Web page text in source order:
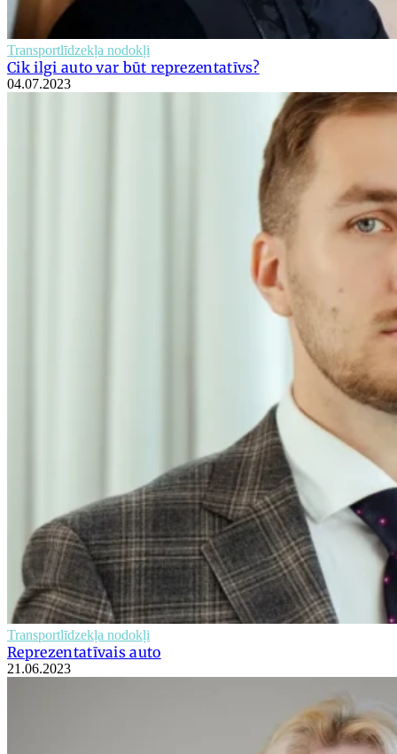
Transportlīdzekļa nodokļi
Cik ilgi auto var būt reprezentatīvs?
04.07.2023
Transportlīdzekļa nodokļi
Reprezentatīvais auto
21.06.2023